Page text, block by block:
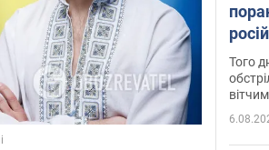
Того